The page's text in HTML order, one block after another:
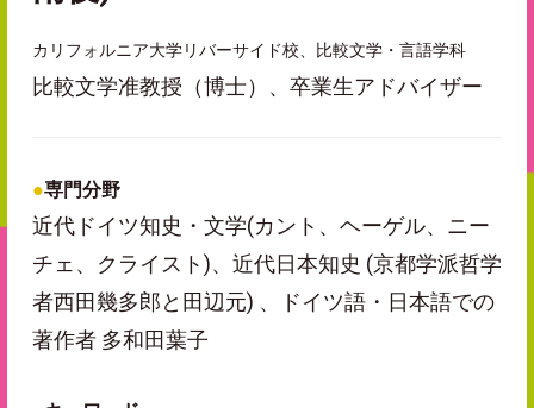
カリフォルニア大学リバーサイド校、比較文学・言語学科
比較文学准教授（博士）、卒業生アドバイザー
専門分野
近代ドイツ知史・文学(カント、ヘーゲル、ニー
チェ、クライスト)、近代日本知史 (京都学派哲学
者西田幾多郎と田辺元) 、ドイツ語・日本語での
著作者 多和田葉子